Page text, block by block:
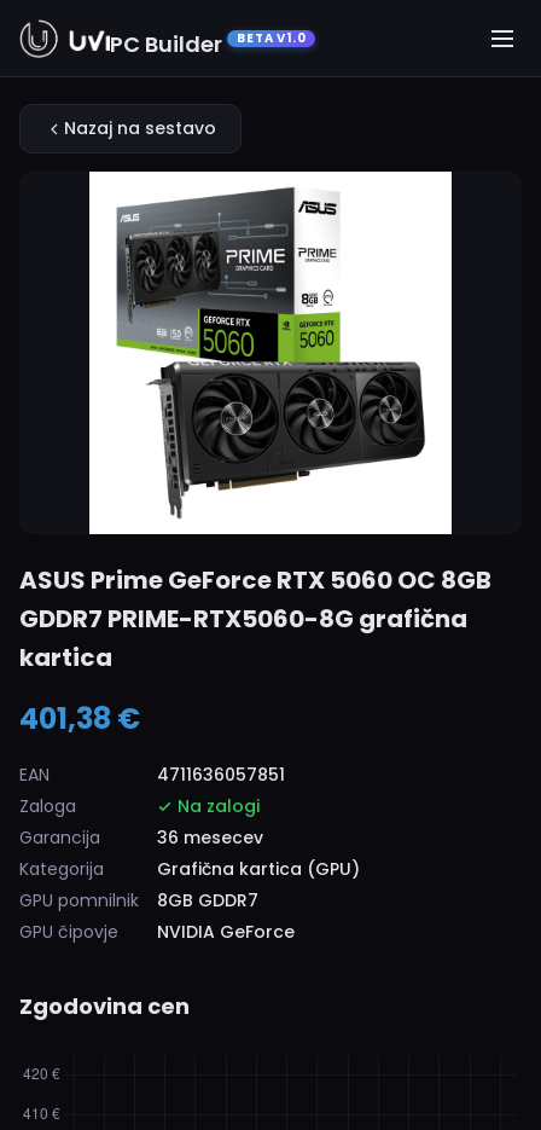
PC Builder BETA V1.0
Nazaj na sestavo
ASUS Prime GeForce RTX 5060 OC 8GB
GDDR7 PRIME-RTX5060-8G grafična
kartica
401,38 €
EAN
4711636057851
Zaloga
Na zalogi
Garancija
36 mesecev
Kategorija
Grafična kartica (GPU)
GPU pomnilnik
8GB GDDR7
GPU čipovje
NVIDIA GeForce
Zgodovina cen